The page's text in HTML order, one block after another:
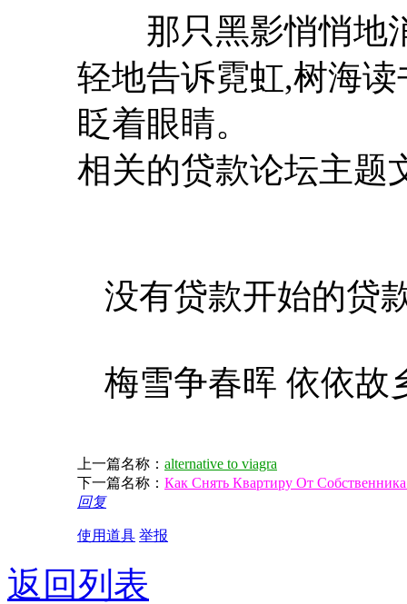
那只黑影悄悄地消
轻地告诉霓虹,树海
眨着眼睛。
相关的贷款论坛主题
没有贷款开始的贷
梅雪争春晖 依依故
上一篇名称： alternative to viagra
下一篇名称： Как Снять Квартиру От
回复
使用道具 举报
返回列表